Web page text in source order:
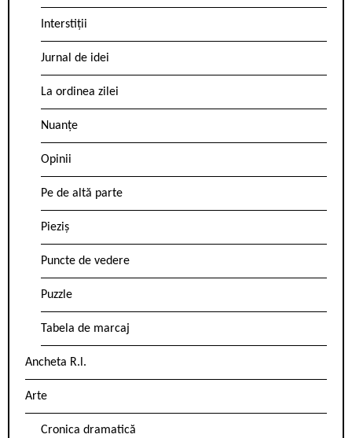
Interstiții
Jurnal de idei
La ordinea zilei
Nuanțe
Opinii
Pe de altă parte
Pieziș
Puncte de vedere
Puzzle
Tabela de marcaj
Ancheta R.l.
Arte
Cronica dramatică